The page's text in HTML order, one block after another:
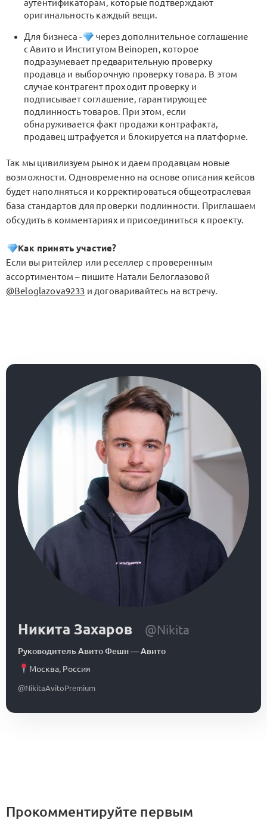
аутентификаторам, которые подтверждают
оригинальность каждый вещи.
Для бизнеса -
через дополнительное соглашение
с Авито и Институтом Beinopen, которое
подразумевает предварительную проверку
продавца и выборочную проверку товара. В этом
случае контрагент проходит проверку и
подписывает соглашение, гарантирующее
подлинность товаров. При этом, если
обнаруживается факт продажи контрафакта,
продавец штрафуется и блокируется на платформе.
Так мы цивилизуем рынок и даем продавцам новые
возможности. Одновременно на основе описания кейсов
будет наполняться и корректироваться общеотраслевая
база стандартов для проверки подлинности. Приглашаем
обсудить в комментариях и присоединиться к проекту.
Как принять участие?
Если вы ритейлер или реселлер с проверенным
ассортиментом – пишите Натали Белоглазовой
@Beloglazova9233 и договаривайтесь на встречу.
Никита Захаров @Nikita
Руководитель Авито Фешн—Авито
Москва, Россия
@NikitaAvitoPremium
Прокомментируйте первым